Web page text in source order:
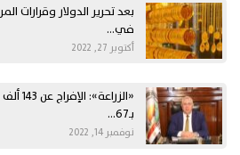
بعد تحرير الدولار وقرارات
في…
أكتوبر 27, 2022
بـ67…
نوفمبر 14, 2022